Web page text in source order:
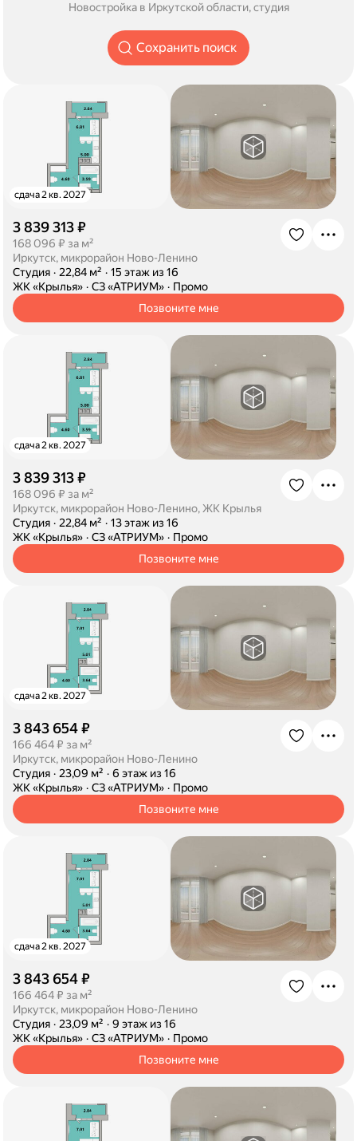
Новостройка в Иркутской области, студия
Сохранить поиск
сдача 2 кв. 2027
3 839 313 ₽
168 096 ₽ за м²
Иркутск, микрорайон Ново-Ленино
Студия · 22,84 м² · 15 этаж из 16
ЖК «Крылья» · СЗ «АТРИУМ» · Промо
Позвоните мне
сдача 2 кв. 2027
3 839 313 ₽
168 096 ₽ за м²
Иркутск, микрорайон Ново-Ленино, ЖК Крылья
Студия · 22,84 м² · 13 этаж из 16
ЖК «Крылья» · СЗ «АТРИУМ» · Промо
Позвоните мне
сдача 2 кв. 2027
3 843 654 ₽
166 464 ₽ за м²
Иркутск, микрорайон Ново-Ленино
Студия · 23,09 м² · 6 этаж из 16
ЖК «Крылья» · СЗ «АТРИУМ» · Промо
Позвоните мне
сдача 2 кв. 2027
3 843 654 ₽
166 464 ₽ за м²
Иркутск, микрорайон Ново-Ленино
Студия · 23,09 м² · 9 этаж из 16
ЖК «Крылья» · СЗ «АТРИУМ» · Промо
Позвоните мне